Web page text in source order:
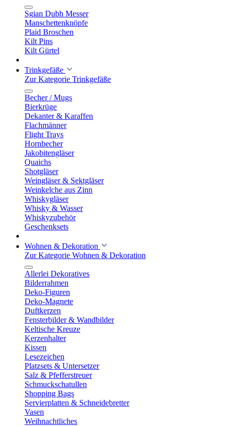
Sgian Dubh Messer
Manschettenknöpfe
Plaid Broschen
Kilt Pins
Kilt Gürtel
Trinkgefäße
Zur Kategorie Trinkgefäße
Becher / Mugs
Bierkrüge
Dekanter & Karaffen
Flachmänner
Flight Trays
Hornbecher
Jakobitengläser
Quaichs
Shotgläser
Weingläser & Sektgläser
Weinkelche aus Zinn
Whiskygläser
Whisky & Wasser
Whiskyzubehör
Geschenksets
Wohnen & Dekoration
Zur Kategorie Wohnen & Dekoration
Allerlei Dekoratives
Bilderrahmen
Deko-Figuren
Deko-Magnete
Duftkerzen
Fensterbilder & Wandbilder
Keltische Kreuze
Kerzenhalter
Kissen
Lesezeichen
Platzsets & Untersetzer
Salz & Pfefferstreuer
Schmuckschatullen
Shopping Bags
Servierplatten & Schneidebretter
Vasen
Weihnachtliches